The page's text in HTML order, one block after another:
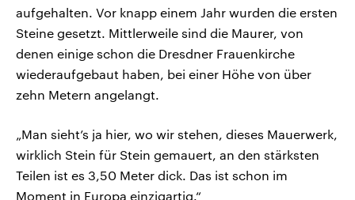
aufgehalten. Vor knapp einem Jahr wurden die ersten
Steine gesetzt. Mittlerweile sind die Maurer, von
denen einige schon die Dresdner Frauenkirche
wiederaufgebaut haben, bei einer Höhe von über
zehn Metern angelangt.
„Man sieht’s ja hier, wo wir stehen, dieses Mauerwerk,
wirklich Stein für Stein gemauert, an den stärksten
Teilen ist es 3,50 Meter dick. Das ist schon im
Moment in Europa einzigartig.“